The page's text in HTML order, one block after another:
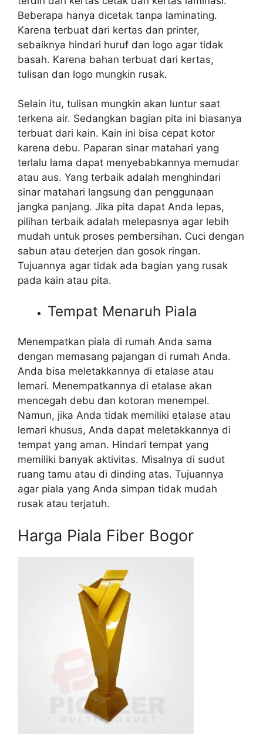
Beberapa hanya dicetak tanpa laminating.
Karena terbuat dari kertas dan printer,
sebaiknya hindari huruf dan logo agar tidak
basah. Karena bahan terbuat dari kertas,
tulisan dan logo mungkin rusak.
Selain itu, tulisan mungkin akan luntur saat
terkena air. Sedangkan bagian pita ini biasanya
terbuat dari kain. Kain ini bisa cepat kotor
karena debu. Paparan sinar matahari yang
terlalu lama dapat menyebabkannya memudar
atau aus. Yang terbaik adalah menghindari
sinar matahari langsung dan penggunaan
jangka panjang. Jika pita dapat Anda lepas,
pilihan terbaik adalah melepasnya agar lebih
mudah untuk proses pembersihan. Cuci dengan
sabun atau deterjen dan gosok ringan.
Tujuannya agar tidak ada bagian yang rusak
pada kain atau pita.
Tempat Menaruh Piala
Menempatkan piala di rumah Anda sama
dengan memasang pajangan di rumah Anda.
Anda bisa meletakkannya di etalase atau
lemari. Menempatkannya di etalase akan
mencegah debu dan kotoran menempel.
Namun, jika Anda tidak memiliki etalase atau
lemari khusus, Anda dapat meletakkannya di
tempat yang aman. Hindari tempat yang
memiliki banyak aktivitas. Misalnya di sudut
ruang tamu atau di dinding atas. Tujuannya
agar piala yang Anda simpan tidak mudah
rusak atau terjatuh.
Harga Piala Fiber Bogor